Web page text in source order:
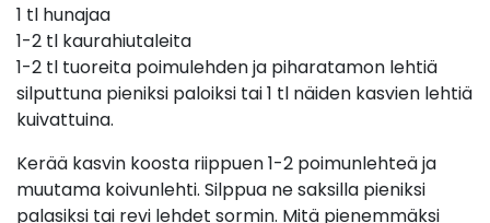
1 tl hunajaa
1-2 tl kaurahiutaleita
1-2 tl tuoreita poimulehden ja piharatamon lehtiä
silputtuna pieniksi paloiksi tai 1 tl näiden kasvien lehtiä
kuivattuina.
Kerää kasvin koosta riippuen 1-2 poimunlehteä ja
muutama koivunlehti. Silppua ne saksilla pieniksi
palasiksi tai revi lehdet sormin. Mitä pienemmäksi